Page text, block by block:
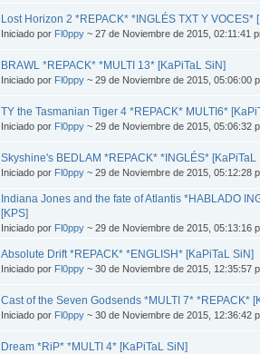
Lost Horizon 2 *REPACK* *INGLÉS TXT Y VOCES*
Iniciado por Fl0ppy ~ 27 de Noviembre de 2015, 02:11:41
BRAWL *REPACK* *MULTI 13* [KaPiTaL SiN]
Iniciado por Fl0ppy ~ 29 de Noviembre de 2015, 05:06:00
TY the Tasmanian Tiger 4 *REPACK* MULTI6*
Iniciado por Fl0ppy ~ 29 de Noviembre de 2015, 05:06:32
Skyshine's BEDLAM *REPACK* *INGLÉS* [KaPiTaL
Iniciado por Fl0ppy ~ 29 de Noviembre de 2015, 05:12:28
Indiana Jones and the fate of Atlantis *HABLADO
[KPS]
Iniciado por Fl0ppy ~ 29 de Noviembre de 2015, 05:13:16
Absolute Drift *REPACK* *ENGLISH* [KaPiTaL SiN]
Iniciado por Fl0ppy ~ 30 de Noviembre de 2015, 12:35:57
Cast of the Seven Godsends *MULTI 7* *REPACK*
Iniciado por Fl0ppy ~ 30 de Noviembre de 2015, 12:36:42
Dream *RiP* *MULTI 4* [KaPiTaL SiN]